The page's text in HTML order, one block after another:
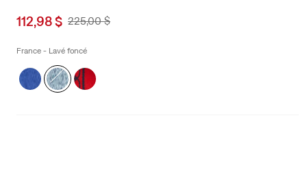
Sale
is
112,98 $ Original
Was
225,00 $
France - Lavé foncé